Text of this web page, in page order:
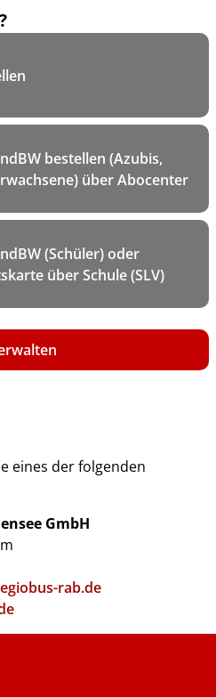
bestellen (Azubis,
über Abocenter
(Schüler) oder
über Schule (SLV)
eines der folgenden
GmbH
rab.de